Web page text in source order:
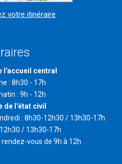
votre itinéraire
l'accueil central
: 8h30 - 17h
: 9h - 12h
de l'état civil
: 8h30-12h30 / 13h30-17h
/ 13h30-17h
vous de 9h à 12h